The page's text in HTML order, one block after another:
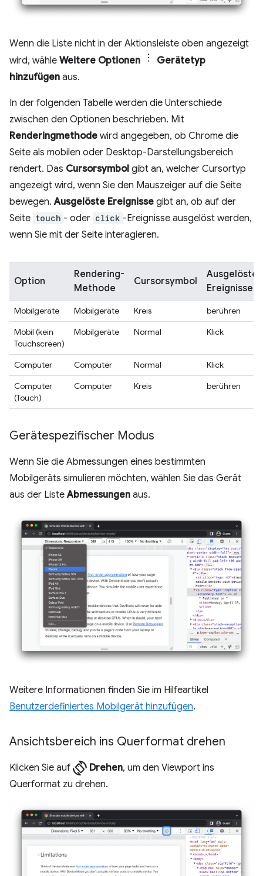
Wenn die Liste nicht in der Aktionsleiste oben angezeigt
wird, wähle Weitere Optionen
Gerätetyp
hinzufügen aus.
In der folgenden Tabelle werden die Unterschiede
zwischen den Optionen beschrieben. Mit
Renderingmethode wird angegeben, ob Chrome die
Seite als mobilen oder Desktop-Darstellungsbereich
rendert. Das Cursorsymbol gibt an, welcher Cursortyp
angezeigt wird, wenn Sie den Mauszeiger auf die Seite
bewegen.Ausgelöste Ereignisse gibt an, ob auf der
Seite touch - oder click -Ereignisse ausgelöst werden,
wenn Sie mit der Seite interagieren.
Option
Rendering-
Methode
Cursorsymbol
Ausgelöste
Ereignisse
Mobilgeräte Mobilgeräte Kreis
berühren
Mobil (kein
Touchscreen)
Mobilgeräte Normal Klick
Computer Computer Normal
Klick
Computer
(Touch)
Computer Kreis berühren
Gerätespezifischer Modus
Wenn Sie die Abmessungen eines bestimmten
Mobilgeräts simulieren möchten, wählen Sie das Gerät
aus der ListeAbmessungen aus.
Weitere Informationen finden Sie im Hilfeartikel
Benutzerdefiniertes Mobilgerät hinzufügen.
Ansichtsbereich ins Querformat drehen
Klicken Sie auf screen_rotation Drehen, um den Viewport ins
Querformat zu drehen.